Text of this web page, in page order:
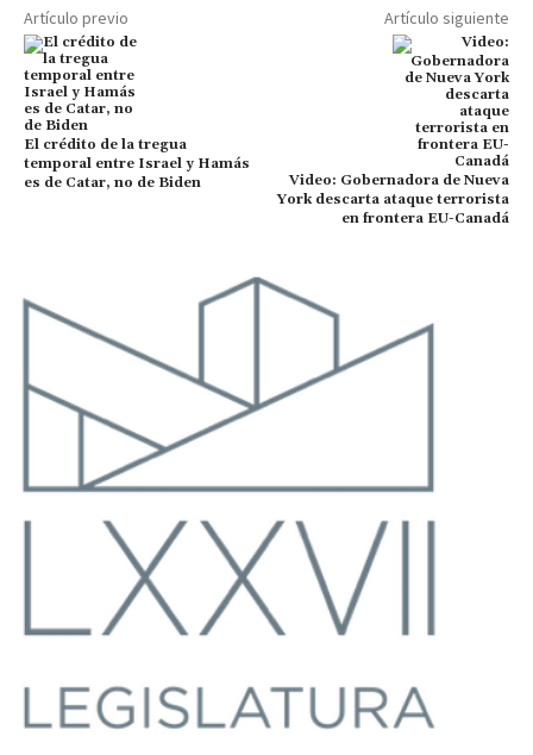
Artículo previo
El crédito de la tregua
temporal entre Israel y Hamás
es de Catar, no de Biden
Artículo siguiente
Video: Gobernadora de Nueva
York descarta ataque terrorista
en frontera EU-Canadá